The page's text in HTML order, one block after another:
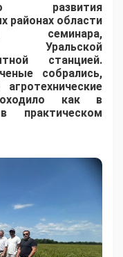
развития
районах области
семинара,
станцией.
собрались,
как в